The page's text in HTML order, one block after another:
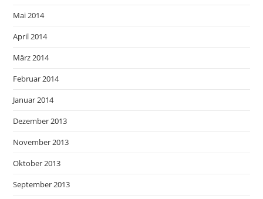
Mai 2014
April 2014
März 2014
Februar 2014
Januar 2014
Dezember 2013
November 2013
Oktober 2013
September 2013